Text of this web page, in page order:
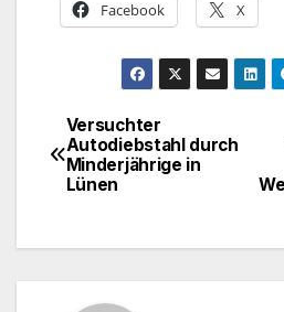
Facebook X
Versuchter
Autodiebstahl durch
Minderjährige in
Lünen